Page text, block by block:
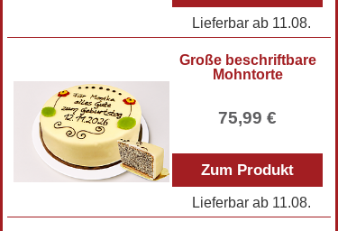
Lieferbar ab 11.08.
Große beschriftbare
Mohntorte
75,99 €
Zum Produkt
Lieferbar ab 11.08.